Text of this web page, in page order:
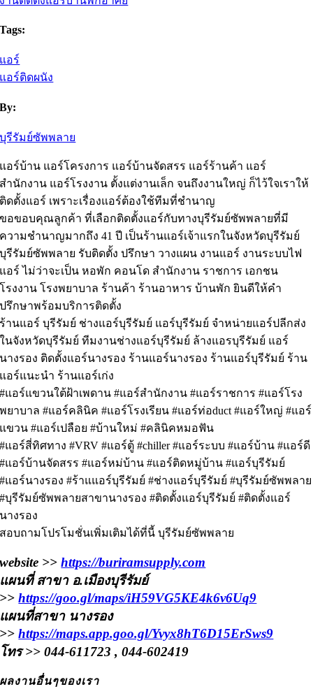
Tags:
แอร์
แอร์ติดผนัง
By:
บุรีรัมย์ซัพพลาย
แอร์บ้าน แอร์โครงการ แอร์บ้านจัดสรร แอร์ร้านค้า แอร์
สำนักงาน แอร์โรงงาน ตั้งแต่งานเล็ก จนถึงงานใหญ่ ก็ไว้ใจเราให้
ติดตั้งแอร์ เพราะเรื่องแอร์ต้องใช้ทีมที่ชำนาญ
ขอขอบคุณลูกค้า ที่เลือกติดตั้งแอร์กับทางบุรีรัมย์ซัพพลายที่มี
ความชำนาญมากถึง 41 ปี เป็นร้านแอร์เจ้าแรกในจังหวัดบุรีรัมย์
บุรีรัมย์ซัพพลาย รับติดตั้ง ปรึกษา วางแผน งานแอร์ งานระบบไฟ
แอร์ ไม่ว่าจะเป็น หอพัก คอนโด สำนักงาน ราชการ เอกชน
โรงงาน โรงพยาบาล ร้านค้า ร้านอาหาร บ้านพัก ยินดีให้คำ
ปรึกษาพร้อมบริการติดตั้ง
ร้านแอร์ บุรีรัมย์ ช่างแอร์บุรีรัมย์ แอร์บุรีรัมย์ จำหน่ายแอร์ปลีกส่ง
ในจังหวัดบุรีรัมย์ ทีมงานช่างแอร์บุรีรัมย์ ล้างแอรบุรีรัมย์ แอร์
นางรอง ติดตั้งแอร์นางรอง ร้านแอร์นางรอง ร้านแอร์บุรีรัมย์ ร้าน
แอร์แนะนำ ร้านแอร์เก่ง
#แอร์แขวนใต้ฝ้าเพดาน #แอร์สำนักงาน #แอร์ราชการ #แอร์โรง
พยาบาล #แอร์คลินิค #แอร์โรงเรียน #แอร์ท่อduct #แอร์ใหญ่ #แอร์
แขวน #แอร์เปลือย #บ้านใหม่ #คลินิคหมอฟัน
#แอร์สี่ทิศทาง #VRV #แอร์ตู้ #chiller #แอร์ระบบ #แอร์บ้าน #แอร์ดี
#แอร์บ้านจัดสรร #แอร์หม่บ้าน #แอร์ติดหมู่บ้าน #แอร์บุรีรัมย์
#แอร์นางรอง #ร้าแแอร์บุรีรัมย์ #ช่างแอร์บุรีรัมย์ #บุรีรัมย์ซัพพลาย
#บุรีรัมย์ซัพพลายสาขานางรอง #ติดตั้งแอร์บุรีรัมย์ #ติดตั้งแอร์
นางรอง
สอบถามโปรโมชั่นเพิ่มเติมได้ที่นี้ บุรีรัมย์ซัพพลาย
website >>https://buriramsupply.com
แผนที่ สาขา อ.เมืองบุรีรัมย์
>>https://goo.gl/maps/iH59VG5KE4k6v6Uq9
แผนที่สาขา นางรอง
>>https://maps.app.goo.gl/Yvyx8hT6D15ErSws9
โทร >> 044-611723 , 044-602419
ผลงานอื่นๆของเรา